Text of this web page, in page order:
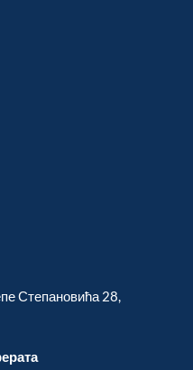
Степановића 28,